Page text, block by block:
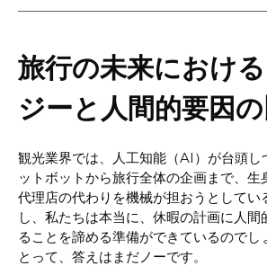
旅行の未来におけ
ジーと人間的要因
観光業界では、人工知能（AI）が台頭し
ットボットから旅行全体の企画まで、生
代理店の代わりを機械が担おうとしてい
し、私たちは本当に、休暇の計画に人
ることを諦める準備ができているのでし
とって、答えはまだノーです。